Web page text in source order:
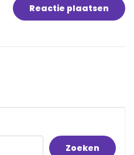
Zoeken